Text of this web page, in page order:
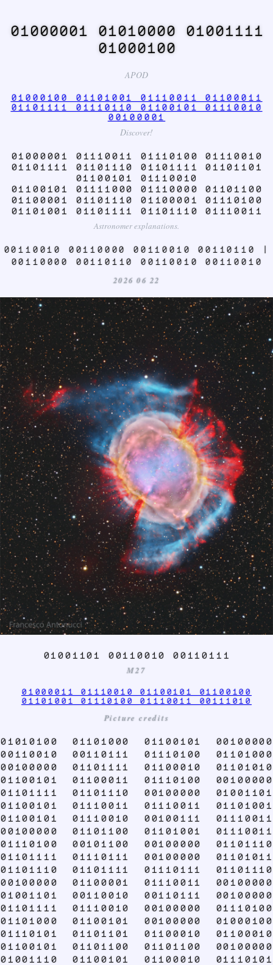
01000001 01010000 01001111
01000100
APOD
01000100 01101001 01110011 01100011
01101111 01110110 01100101 01110010
00100001
Discover!
01000001 01110011 01110100 01110010
01101111 01101110 01101111 01101101
01100101 01110010
01100101 01111000 01110000 01101100
01100001 01101110 01100001 01110100
01101001 01101111 01101110 01110011
Astronomer explanations.
00110010 00110000 00110010 00110110 |
00110000 00110110 00110010 00110010
2026 06 22
01001101 00110010 00110111
M27
01000011 01110010 01100101 01100100
01101001 01110100 01110011 00111010
Picture credits
01010100 01101000 01100101 00100000
00110010 00110111 01110100 01101000
00100000 01101111 01100010 01101010
01100101 01100011 01110100 00100000
01101111 01101110 00100000 01001101
01100101 01110011 01110011 01101001
01100101 01110010 00100111 01110011
00100000 01101100 01101001 01110011
01110100 00101100 00100000 01101110
01101111 01110111 00100000 01101011
01101110 01101111 01110111 01101110
00100000 01100001 01110011 00100000
01001101 00110010 00110111 00100000
01101111 01110010 00100000 01110100
01101000 01100101 00100000 01000100
01110101 01101101 01100010 01100010
01100101 01101100 01101100 00100000
01001110 01100101 01100010 01110101